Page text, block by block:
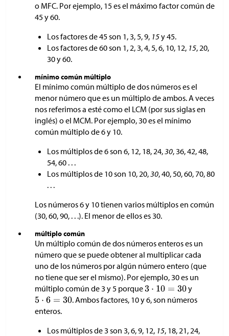
o MFC. Por ejemplo, 15 es el máximo factor común de
45 y 60.
Los factores de 45 son 1, 3, 5, 9, 15y 45.
Los factores de 60 son 1, 2, 3, 4, 5, 6, 10, 12, 15, 20,
30 y 60.
mínimo común múltiplo
El mínimo común múltiplo de dos números es el
menor número que es un múltiplo de ambos. A veces
nos referimos a esté como el LCM (por sus siglas en
inglés) o el MCM. Por ejemplo, 30 es el mínimo
común múltiplo de 6 y 10.
Los múltiplos de 6 son 6, 12, 18, 24,30, 36, 42, 48,
54, 60 . . .
Los múltiplos de 10 son 10, 20,30, 40, 50, 60, 70, 80
. . .
Los números 6 y 10 tienen varios múltiplos en común
(30, 60, 90, . . .). El menor de ellos es 30.
múltiplo común
Un múltiplo común de dos números enteros es un
número que se puede obtener al multiplicar cada
uno de los números por algún número entero (que
no tiene que ser el mismo). Por ejemplo, 30 es un
múltiplo común de 3 y 5 porque
y
. Ambos factores, 10 y 6, son números
enteros.
Los múltiplos de 3 son 3, 6, 9, 12, 15, 18, 21, 24,